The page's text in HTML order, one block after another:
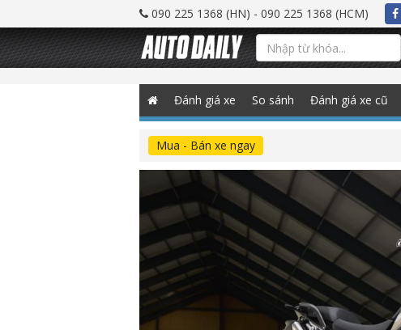
090 225 1368 (HN) - 090 225 1368 (HCM)
Đánh giá xe So sánh Đánh giá xe cũ
Mua - Bán xe ngay